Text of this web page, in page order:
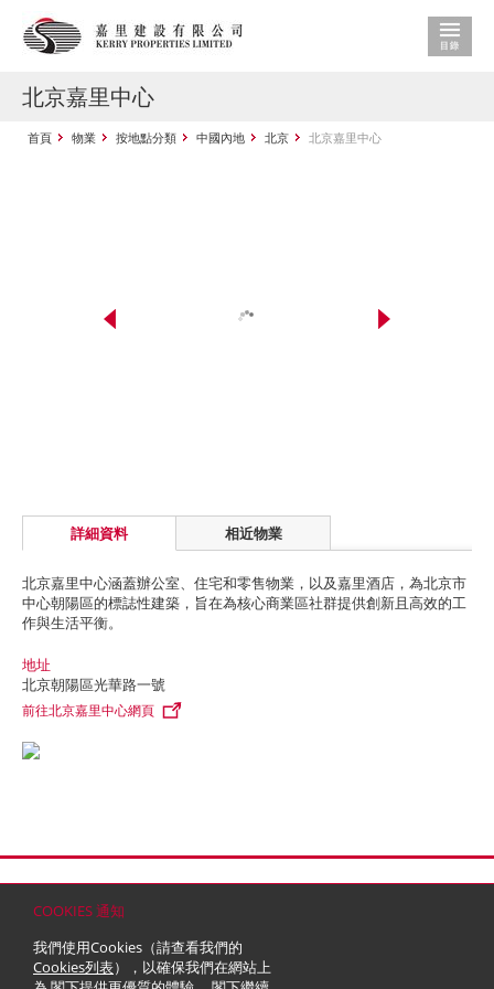
COOKIES 通知
我們使用Cookies（請查看我們的
Cookies列表），以確保我們在網站上
北京嘉里中心
首頁 物業 按地點分類 中國內地 北京 北京嘉里中心
詳細資料 相近物業
北京嘉里中心涵蓋辦公室、住宅和零售物業，以及嘉里酒店，為北京市
中心朝陽區的標誌性建築，旨在為核心商業區社群提供創新且高效的工
作與生活平衡。
地址
北京朝陽區光華路一號
前往北京嘉里中心網頁
© 2026 嘉里建設有限公司 (於百慕達註冊成立之有限公司)